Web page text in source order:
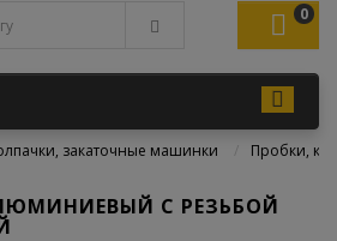
0
закаточные машинки Пробки,
С РЕЗЬБОЙ